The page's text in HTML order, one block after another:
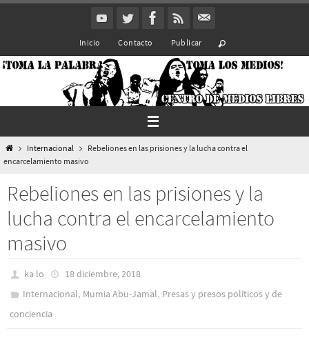
Inicio Contacto Publicar
InicioInternacional
Rebeliones en las prisiones y la lucha contra el
encarcelamiento masivo
Rebeliones en las prisiones y la
lucha contra el encarcelamiento
masivo
ka lo
18 diciembre, 2018
Internacional, Mumia Abu-Jamal, Presas y presos polí­ticos y de
conciencia